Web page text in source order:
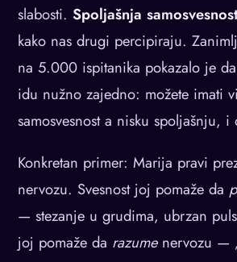
slabosti. Spoljašnja samosvesnost
kako nas drugi percipiraju.
na 5.000 ispitanika pokazalo je
idu nužno zajedno: možete imati
samosvesnost a nisku spoljašnju, i
Konkretan primer: Marija pravi
nervozu. Svesnost joj pomaže da
— stezanje u grudima, ubrzan
joj pomaže da razumenervozu —